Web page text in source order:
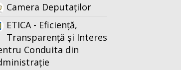
Camera Deputaților
ETICA - Eficiență,
Transparență și Interes
Conduita din